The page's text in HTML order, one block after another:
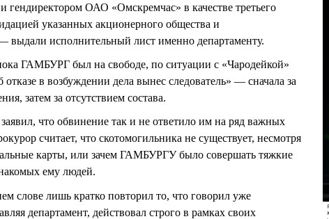
ОАО «Омскремчас» в качестве третьего
указанных акционерного общества и
выдали исполнительный лист именно департаменту.
ГАМБУРГ был на свободе, по ситуации с «Чародейкой»
в возбуждении дела вынес следователь» — сначала за
затем за отсутствием состава.
что обвинение так и не ответило им на ряд важных
считает, что скотомогильника не существует, несмотря
карты, или зачем ГАМБУРГУ было совершать тяжкие
ему людей.
лишь кратко повторил то, что говорил уже
департамент, действовал строго в рамках своих